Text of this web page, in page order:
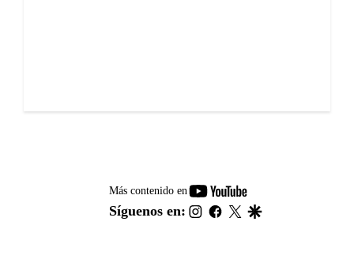
Más contenido en
youtube-
footer
Síguenos en: instagram
facebook
twitter